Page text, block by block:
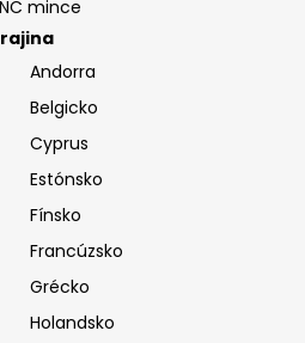
mince
Andorra
Belgicko
Cyprus
Estónsko
Fínsko
Francúzsko
Grécko
Holandsko